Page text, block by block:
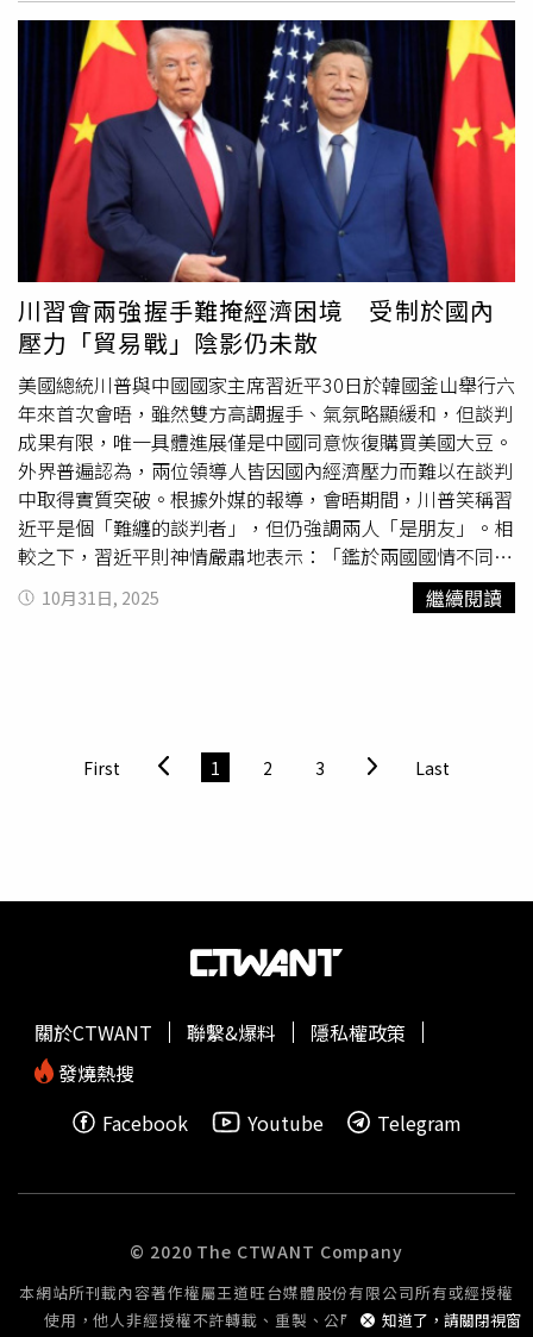
（Rosneft）列入制裁名單，並警告若有國家持續自這些企
業購油，可能面臨次級制裁。然而，川普在聽取奧班的說明
後表現出罕見的同理態度。他表示：「我們正在審視這個問
題。對奧班來說，從其他地方取得石油與天然氣非常困難。
正如你們所知，匈牙利沒有出海口，沒有港口。」川普指
出，許多歐洲國家多年來一直購買俄羅斯能源，他曾質疑：
「這到底是怎麼回事？」但他也承認匈牙利的能源處境確實
與其他歐洲國家不同。根據白宮官員的說法，除了豁免制裁
外，匈牙利同時承諾自美國進口價值約6億美元的液化天然
氣（LNG），作為能源多元化的一部分。自2022年烏克蘭
戰爭爆發以來，匈牙利始終維持對俄能源依賴，這一立場屢
遭歐盟（EU）與北約（NATO）盟國批評。根據
金（IMF）2024年數據，匈牙利74%的天然氣與86%的原油
來自俄羅斯。IMF警告，若歐盟全面中斷俄氣進口，匈牙利
的國內生產總值（GDP）可能縮減超過4%。奧班政府也明
確反對歐盟執委會（European Commission）提出的計
畫，即在2027年底前全面淘汰俄羅斯天然氣與液化天然氣
進口，這使布達佩斯（Budapest）與布魯塞爾
（Brussels）的關係日益緊張。評級機構標準普爾（S&P）
指出，匈牙利是歐洲能源密集度最高的經濟體之一，且其國
內煉油設施主要設計用以處理俄羅斯烏拉爾石油（Urals
但他相信「最終他們會停手」。他還問奧班是否認為烏克蘭
能贏得這場戰爭，奧班回應：「奇蹟總是可能發生的。」除
逐2026年匈牙利大選，稱讚他在移民政策上的強硬立場：
常尊敬他。」這種相互支持的政治默契並非首次。奧班長期
仿效川普的「民族主義與反移民政策」，而川普則視奧班為
「歐洲法院」（European Court of Justice）去年才裁定，
匈牙利因未依規修改邊境庇護與移民政策，必須支付2億歐
止。奧班在會談中提及此事時強調，匈牙利會「自行處理與
川習會兩強握手難掩經濟困境 受制於國內
壓力「貿易戰」陰影仍未散
美國總統川普與中國國家主席習近平30日於韓國釜山舉行六
年來首次會晤，雖然雙方高調握手、氣氛略顯緩和，但談判
成果有限，唯一具體進展僅是中國同意恢復購買美國大豆。
外界普遍認為，兩位領導人皆因國內經濟壓力而難以在談判
中取得實質突破。根據外媒的報導，會晤期間，川普笑稱習
近平是個「難纏的談判者」，但仍強調兩人「是朋友」。相
較之下，習近平則神情嚴肅地表示：「鑑於兩國國情不同，
不可能總是意見一致。作為世界兩大經濟體，出現摩擦是正
常的。」經過數月緊張關係後的這場100分鐘會談，未能緩
分析師Carolin Kautz指出：「他們面臨的國內問題，比國際
問題更讓人頭疼。這次會晤之後，我們基本上又回到了原
舉措被視為華盛頓近月來最具侵略性的貿易手段，也進一步
成員詹妮弗納森指出，關稅效應正在「以更隱蔽的方式滲透
經濟」。她警告，關稅將推高企業成本並擾亂供應鏈，對全
30天、聯準會下修降息預期以及貧富差距擴大的挑戰。儘管
國際貨幣基金組織上調美國經濟預期，預測2025與2026年
重。通膨升至3%，政府停擺更威脅4200萬貧困人口的食品
度」。對習近平而言，這次會晤發生於中國經濟壓力劇增之
際。官方近期承認，國內面臨「大風巨浪」的挑戰。儘管北
京推動「雙循環」戰略以強化內需，但出口仍是成長主力，
第三季占GDP比重達6.2%，接近歷史高位。然而工業產出
10月31日, 2025 繼續閱讀
First 1 2 3 Last
知道了，請關閉視窗
關於CTWANT 聯繫&爆料
隱私權政策
發燒熱搜
Facebook
Youtube Telegram
© 2020 The CTWANT Company
本網站所刊載內容著作權屬王道旺台媒體股份有限公司所有或經授權
使用，他人非經授權不許轉載、重製、公開播送或公開傳輸。